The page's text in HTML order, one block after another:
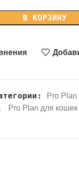
В КОРЗИНУ
Pro Plan
, Pro Plan для кошек